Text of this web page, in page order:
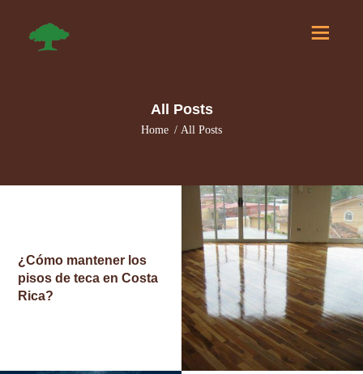
All Posts
Home All Posts
¿Cómo mantener los
pisos de teca en Costa
Rica?